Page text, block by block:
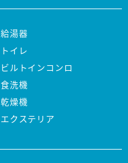
給湯器
トイレ
ビルトインコンロ
食洗機
乾燥機
エクステリア